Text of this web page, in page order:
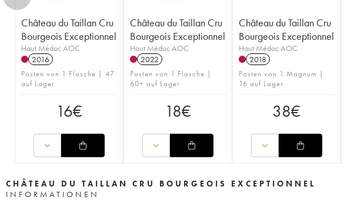
Château du Taillan Cru
Bourgeois Exceptionnel
Haut Médoc AOC
2016
Posten von 1 Flasche | 47
auf Lager
16€
Château du Taillan Cru
Bourgeois Exceptionnel
Haut Médoc AOC
2022
Posten von 1 Flasche |
60+ auf Lager
18€
Château du Taillan Cru
Bourgeois Exceptionnel
Haut Médoc AOC
2018
Posten von 1 Magnum |
16 auf Lager
38€
CHÂTEAU DU TAILLAN CRU BOURGEOIS EXCEPTIONNEL
INFORMATIONEN